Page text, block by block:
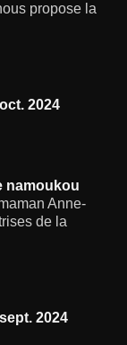
propose la
2024
namoukou
Anne-
de la
2024